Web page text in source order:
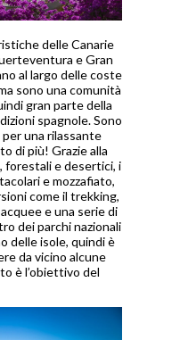
delle Canarie
e Gran
al largo delle coste
sono una comunità
gran parte della
spagnole. Sono
una rilassante
di più! Grazie alla
forestali e desertici, i
e mozzafiato,
come il trekking,
e una serie di
dei parchi nazionali
delle isole, quindi è
da vicino alcune
è l’obiettivo del